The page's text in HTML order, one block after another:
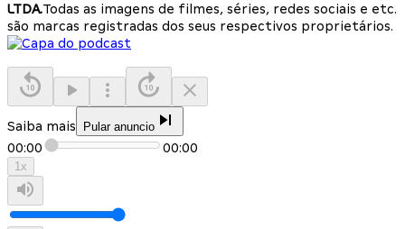
LTDA.Todas as imagens de filmes, séries, redes sociais e etc.
são marcas registradas dos seus respectivos proprietários.
Saiba mais Pular anuncio
00:00 00:00
1x